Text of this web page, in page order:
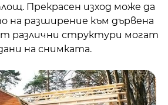
Прекрасен изход може да
на разширение към дървена
различни структури могат
на снимката.